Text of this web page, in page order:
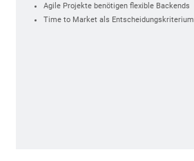
Agile Projekte benötigen flexible Backends
Time to Market als Entscheidungskriterium